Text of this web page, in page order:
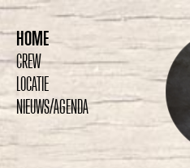
HOME
CREW
LOCATIE
NIEUWS/AGENDA